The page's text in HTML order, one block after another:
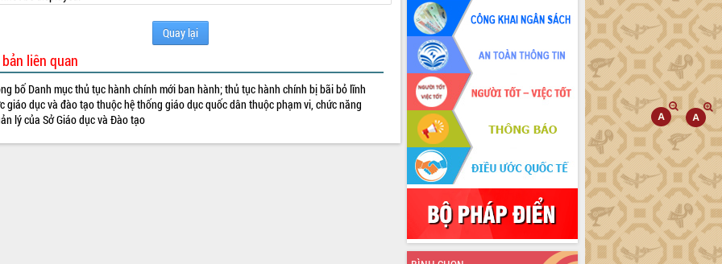
Quay lại
liên quan
bố Danh mục thủ tục hành chính mới ban hành; thủ tục hành chính bị bãi bỏ lĩnh
giáo dục và đào tạo thuộc hệ thống giáo dục quốc dân thuộc phạm vi, chức năng
lý của Sở Giáo dục và Đào tạo